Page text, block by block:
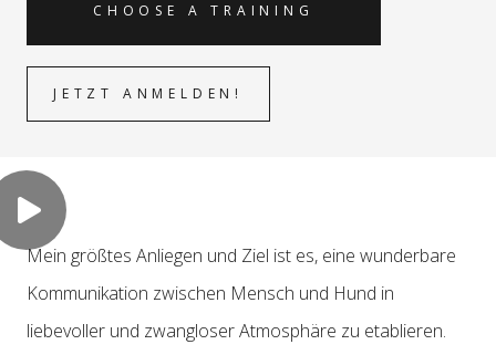
CHOOSE A TRAINING
JETZT ANMELDEN!
Mein größtes Anliegen und Ziel ist es, eine wunderbare
Kommunikation zwischen Mensch und Hund in
liebevoller und zwangloser Atmosphäre zu etablieren.